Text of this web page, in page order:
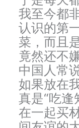
我至今都
认识的第
菜，而且
竟然还不
中国人常
如果放在
真是“吃逢
在一起买